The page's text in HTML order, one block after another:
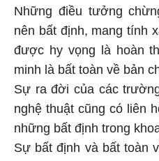
Những điều tưởng
nên bất định, mang tính
được hy vọng là hoàn
minh là bất toàn về bản
Sự ra đời của các
nghệ thuật cũng có liên
những bất định trong
Sự bất định và bất toàn